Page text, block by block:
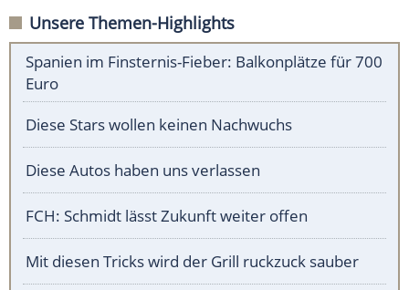
Unsere Themen-Highlights
Spanien im Finsternis-Fieber: Balkonplätze für 700
Euro
Diese Stars wollen keinen Nachwuchs
Diese Autos haben uns verlassen
FCH: Schmidt lässt Zukunft weiter offen
Mit diesen Tricks wird der Grill ruckzuck sauber